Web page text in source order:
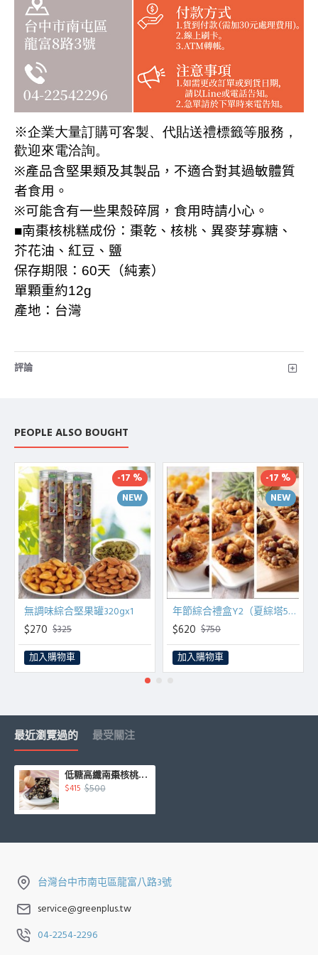
※企業大量訂購可客製、代貼送禮標籤等服務，
歡迎來電洽詢。
※產品含堅果類及其製品，不適合對其過敏體質
者食用。
※可能含有一些果殼碎屑，食用時請小心。
■南棗核桃糕成份：棗乾、核桃、異麥芽寡糖、
芥花油 、紅豆、鹽
保存期限： 60天（純素）
單顆重約12g
產地：台灣
評論
PEOPLE ALSO BOUGHT
NEW
-17 %
無調味綜合堅果罐320gx1
$270 $325
加入購物車
NEW
-17 %
年節綜合禮盒Y2（夏綜塔5入+腰果塔5入+核桃塔5入）
$620 $750
加入購物車
最近瀏覽過的 最受關注
低糖高纖南棗核桃糕500g/袋裝（無附提袋）
$415 $500
台灣台中市南屯區龍富八路3號
service@greenplus.tw
04-2254-2296